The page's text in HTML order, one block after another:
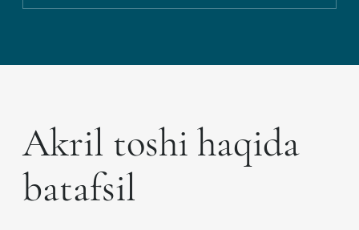
Akril toshi haqida
batafsil